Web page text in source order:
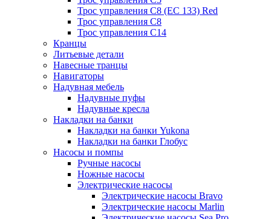
Трос управления C8 (ЕС 133) Red
Трос управления C8
Трос управления C14
Кранцы
Литьевые детали
Навесные транцы
Навигаторы
Надувная мебель
Надувные пуфы
Надувные кресла
Накладки на банки
Накладки на банки Yukona
Накладки на банки Глобус
Насосы и помпы
Ручные насосы
Ножные насосы
Электрические насосы
Электрические насосы Bravo
Электрические насосы Marlin